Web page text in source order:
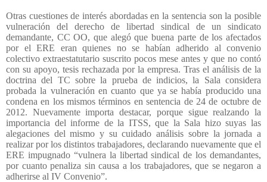
Otras cuestiones de interés abordadas en la sentencia son la posible
vulneración del derecho de libertad sindical de un sindicato
demandante, CC OO, que alegó que buena parte de los afectados
por el ERE eran quienes no se habían adherido al convenio
colectivo extraestatutario suscrito pocos mese antes y que no contó
con su apoyo, tesis rechazada por la empresa. Tras el análisis de la
doctrina del TC sobre la prueba de indicios, la Sala considera
probada la vulneración en cuanto que ya se había producido una
condena en los mismos términos en sentencia de 24 de octubre de
2012. Nuevamente importa destacar, porque sigue realzando la
importancia del informe de la ITSS, que la Sala hizo suyas las
alegaciones del mismo y su cuidado análisis sobre la jornada a
realizar por los distintos trabajadores, declarando nuevamente que el
ERE impugnado “vulnera la libertad sindical de los demandantes,
por cuanto penaliza sin causa a los trabajadores, que se negaron a
adherirse al IV Convenio”.